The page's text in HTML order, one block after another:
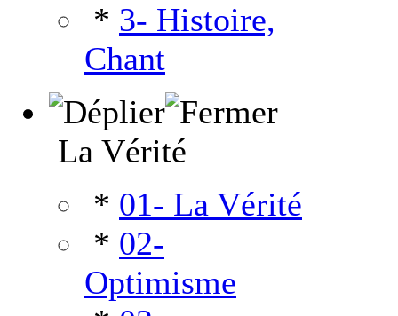
* 3- Histoire,
Chant
La Vérité
* 01- La Vérité
* 02-
Optimisme